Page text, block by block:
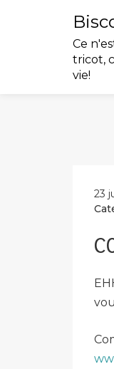
Ce
tricot,
vie!
23